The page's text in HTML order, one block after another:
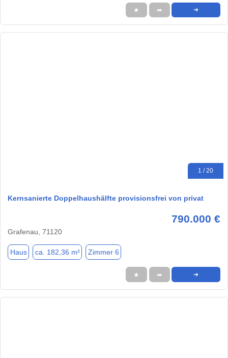
★ ➦ ➜
1 / 20
Kernsanierte Doppelhaushälfte provisionsfrei von privat
790.000 €
Grafenau, 71120
Haus ca. 182,36 m² Zimmer 6
★ ➦ ➜